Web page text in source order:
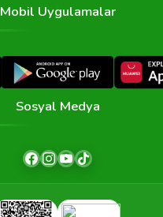
Mobil Uygulamalar
Sosyal Medya